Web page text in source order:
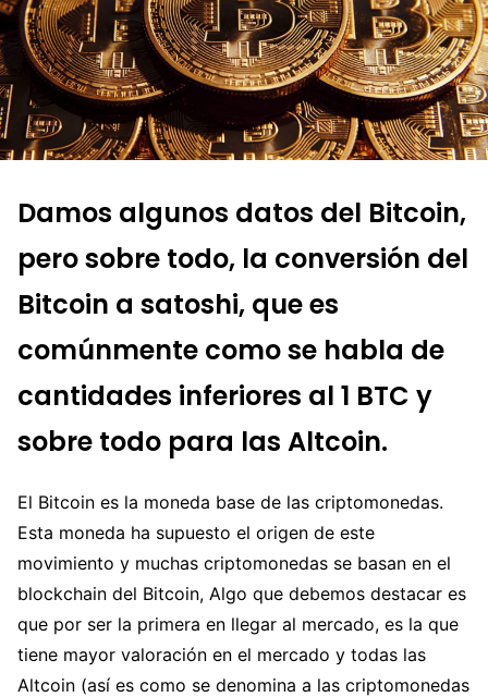
Damos algunos datos del Bitcoin,
pero sobre todo, la conversión del
Bitcoin a satoshi, que es
comúnmente como se habla de
cantidades inferiores al 1 BTC y
sobre todo para las Altcoin.
El Bitcoin es la moneda base de las criptomonedas.
Esta moneda ha supuesto el origen de este
movimiento y muchas criptomonedas se basan en el
blockchain del Bitcoin, Algo que debemos destacar es
que por ser la primera en llegar al mercado, es la que
tiene mayor valoración en el mercado y todas las
Altcoin (así es como se denomina a las criptomonedas